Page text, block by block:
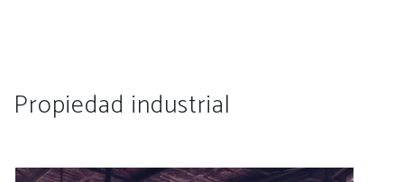
Propiedad industrial